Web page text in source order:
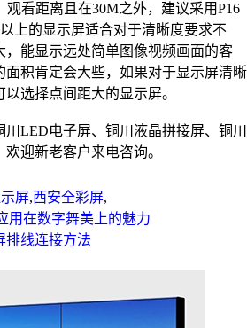
观看距离且在30M之外，建议采用P16
上的显示屏适合对于清晰度要求不
，能显示远处简单图像视频画面的客
面积肯定会大些，如果对于显示屏清晰
选择点间距大的显示屏。
LED电子屏、铜川液晶拼接屏、铜川
迎新老客户来电咨询。
屏,西安全彩屏,
用在数字舞美上的魅力
排线连接方法